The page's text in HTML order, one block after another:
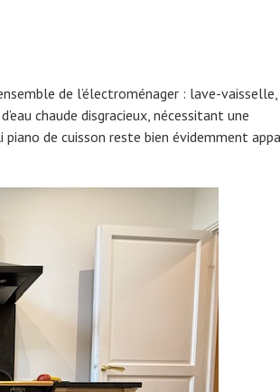
de l’électroménager : lave-vaisselle,
chaude disgracieux, nécessitant une
de cuisson reste bien évidemment